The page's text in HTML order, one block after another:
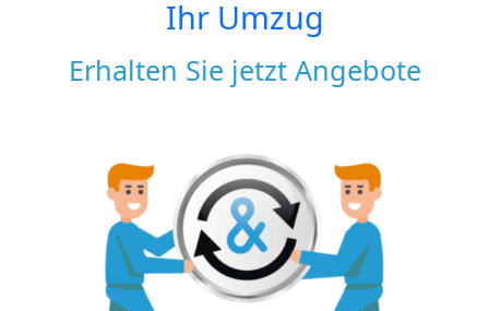
Ihr Umzug
Erhalten Sie jetzt Angebote